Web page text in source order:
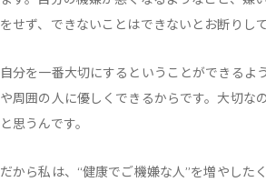
をせず、できないことはできないとお断りして
自分を一番大切にするということができるよ
や周囲の人に優しくできるからです。大切な
と思うんです。
だから私は、“健康でご機嫌な人”を増やした